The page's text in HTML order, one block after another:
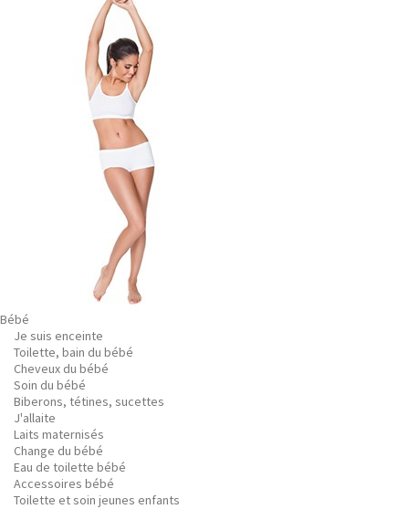
Bébé
Je suis enceinte
Toilette, bain du bébé
Cheveux du bébé
Soin du bébé
Biberons, tétines, sucettes
J'allaite
Laits maternisés
Change du bébé
Eau de toilette bébé
Accessoires bébé
Toilette et soin jeunes enfants